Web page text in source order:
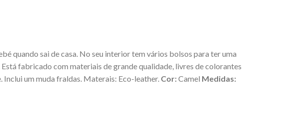
quando sai de casa. No seu interior tem vários bolsos para ter uma
fabricado com materiais de grande qualidade, livres de colorantes
Inclui um muda fraldas. Materais: Eco-leather. Cor:Camel Medidas: